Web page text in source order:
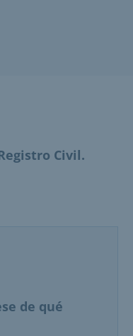
Civil.
de qué